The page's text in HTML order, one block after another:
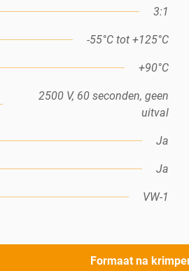
3:1
-55°C tot +125°C
+90°C
2500 V, 60 seconden, geen
uitval
Ja
Ja
VW-1
Formaat na